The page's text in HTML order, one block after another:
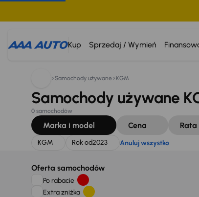
Kup Sprzedaj / Wymień
Szukam: Anuluj wszystko
Samochody używane KGM
Samochody używane
0 samochodów
Marka i model Cena Rata
KGM Rok od2023 Anuluj wszystko
Oferta samochodów
Po rabacie
Extra zniżka